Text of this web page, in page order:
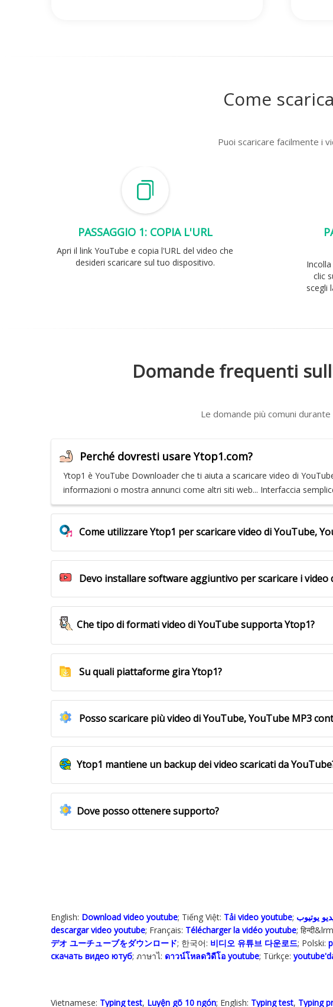
Come
Puoi scaricare facilmente i
PASSAGGIO 1: COPIA L'URL
Apri il link YouTube e copia l'URL del video che
desideri scaricare sul tuo dispositivo.
clic
scegli
Domande frequenti
Le domande più comuni
Perché dovresti usare Ytop1.com?
Ytop1 è YouTube Downloader che ti aiuta a scaricare video di
informazioni o mostra annunci come altri siti web... Interfaccia
Come utilizzare Ytop1 per scaricare video di YouTube,
Devo installare software aggiuntivo per scaricare i video
Che tipo di formati video di YouTube supporta Ytop1?
Su quali piattaforme gira Ytop1?
Posso scaricare più video di YouTube, YouTube MP3
Ytop1 mantiene un backup dei video scaricati da
Dove posso ottenere supporto?
English: Download video youtube; Tiếng Việt: Tải video youtube يوتيوب
descargar video youtube; Français: Télécharger la vidéo youtube;
デオ ユーチューブをダウンロード; 한국어: 비디오 유튜브 다운로드; Polski‎:
скачать видео ютуб; ภาษาไ: ดาวน์โหลดวิดีโอ youtube; Türkçe‬:
Vietnamese: Typing test, Luyện gõ 10 ngón; English: Typing test, Typing